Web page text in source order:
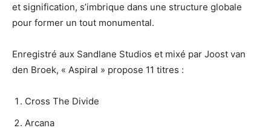
et signification, s’imbrique dans une structure globale
pour former un tout monumental.
Enregistré aux Sandlane Studios et mixé par Joost van
den Broek, « Aspiral » propose 11 titres :
Cross The Divide
Arcana